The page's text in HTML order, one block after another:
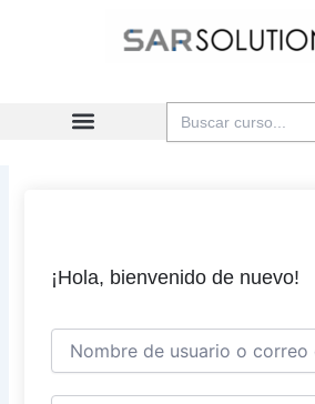
Buscar:
¡Hola, bienvenido de nuevo!